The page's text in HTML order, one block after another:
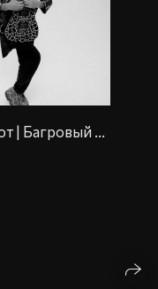
Роза Робот | Багровый Фантомас